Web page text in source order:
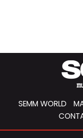
SEMM WORLD